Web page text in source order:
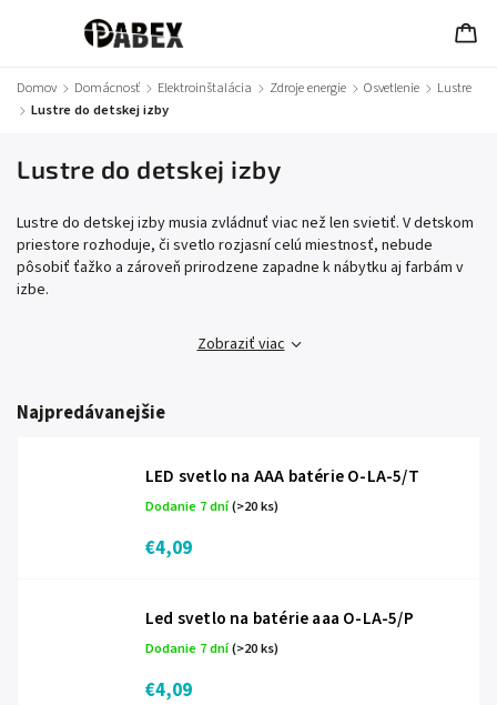
Domov / Domácnosť / Elektroinštalácia / Zdroje energie / Osvetlenie / Lustre
/ Lustre do detskej izby
Lustre do detskej izby
Lustre do detskej izby musia zvládnuť viac než len svietiť. V detskom
priestore rozhoduje, či svetlo rozjasní celú miestnosť, nebude
pôsobiť ťažko a zároveň prirodzene zapadne k nábytku aj farbám v
izbe.
Zobraziť viac
Najpredávanejšie
LED svetlo na AAA batérie O-LA-5/T
Dodanie 7 dní(>20 ks)
€4,09
Led svetlo na batérie aaa O-LA-5/P
Dodanie 7 dní(>20 ks)
€4,09